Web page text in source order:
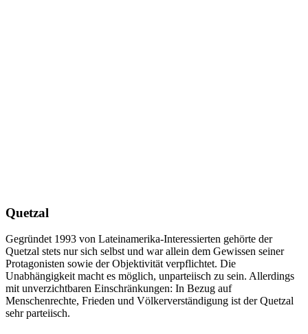
Quetzal
Gegründet 1993 von Lateinamerika-Interessierten gehörte der
Quetzal stets nur sich selbst und war allein dem Gewissen seiner
Protagonisten sowie der Objektivität verpflichtet. Die
Unabhängigkeit macht es möglich, unparteiisch zu sein. Allerdings
mit unverzichtbaren Einschränkungen: In Bezug auf
Menschenrechte, Frieden und Völkerverständigung ist der Quetzal
sehr parteiisch.